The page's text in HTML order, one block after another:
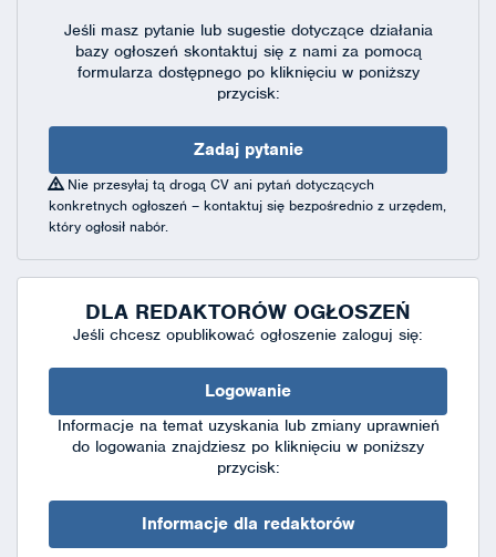
Jeśli masz pytanie lub sugestie dotyczące działania
bazy ogłoszeń skontaktuj się z nami za pomocą
formularza dostępnegopo kliknięciu w poniższy
przycisk:
Zadaj pytanie
Nie przesyłaj tą drogą CV ani pytań dotyczących
konkretnych ogłoszeń – kontaktuj się bezpośrednio z urzędem,
który ogłosił nabór.
DLA REDAKTORÓW OGŁOSZEŃ
Jeśli chcesz opublikować ogłoszenie zaloguj się:
Logowanie
Informacje na temat uzyskania lub zmiany uprawnień
do logowania znajdziesz po kliknięciu w poniższy
przycisk:
Informacje dla redaktorów